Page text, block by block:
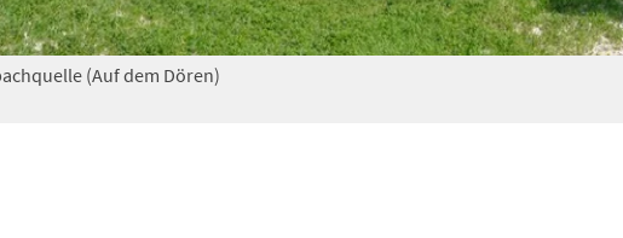
(Auf dem Dören)